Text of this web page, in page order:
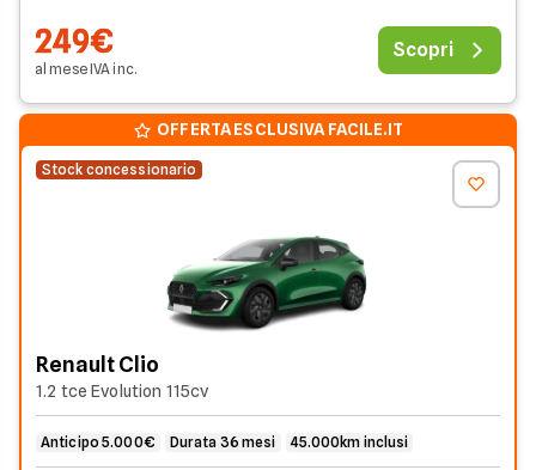
249€
al meseIVAinc.
Scopri
OFFERTA ESCLUSIVA FACILE.IT
Stock concessionario
Renault Clio
1.2 tce Evolution 115cv
Anticipo 5.000€ Durata 36 mesi 45.000km inclusi